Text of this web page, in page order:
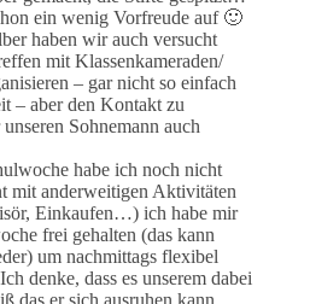
ein wenig Vorfreude auf 🙂
haben wir auch versucht
mit Klassenkameraden/
– gar nicht so einfach
– aber den Kontakt zu
Sohnemann auch
habe ich noch nicht
mit anderweitigen Aktivitäten
Einkaufen…) ich habe mir
frei gehalten (das kann
um nachmittags flexibel
denke, dass es unserem dabei
das er sich ausruhen kann